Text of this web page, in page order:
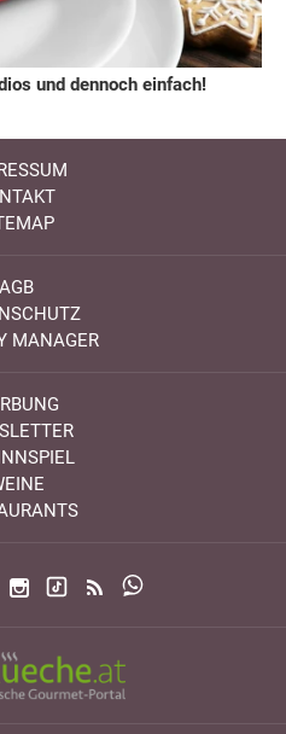
und dennoch einfach!
AGB
MANAGER